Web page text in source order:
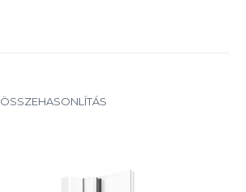
ÖSSZEHASONLÍTÁS